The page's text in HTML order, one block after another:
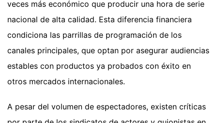
veces más económico que producir una hora de serie
nacional de alta calidad. Esta diferencia financiera
condiciona las parrillas de programación de los
canales principales, que optan por asegurar audiencias
estables con productos ya probados con éxito en
otros mercados internacionales.
A pesar del volumen de espectadores, existen críticas